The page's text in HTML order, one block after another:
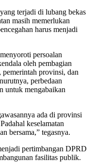
terjadi di lubang bekas
masih memerlukan
harus menjadi
persoalan
oleh pembagian
pemerintah provinsi, dan
perbedaan
untuk mengabaikan
ada di provinsi
keselamatan
bersama,” tegasnya.
pertimbangan DPRD
fasilitas publik.